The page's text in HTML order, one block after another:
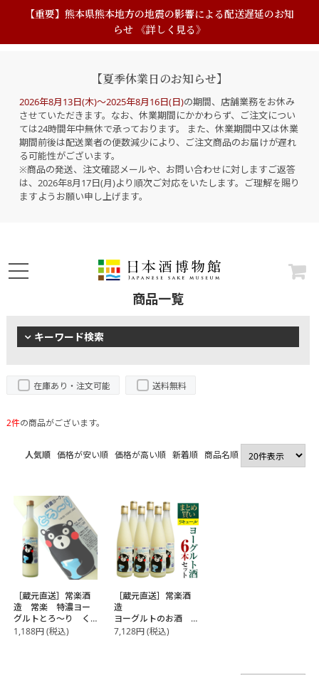
【重要】熊本県熊本地方の地震の影響による配送遅延のお知
らせ 《詳しく見る》
【夏季休業日のお知らせ】
2026年8月13日(木)～2025年8月16日(日)の期間、店舗業務をお休み
させていただきます。なお、休業期間にかかわらず、ご注文につい
ては24時間年中無休で承っております。 また、休業期間中又は休業
期間前後は配送業者の便数減少により、ご注文商品のお届けが遅れ
る可能性がございます。
※商品の発送、注文確認メールや、お問い合わせに対しますご返答
は、2026年8月17日(月)より順次ご対応をいたします。ご理解を賜り
ますようお願い申し上げます。
商品一覧
キーワード検索
在庫あり・注文可能 送料無料
2件の商品がございます。
人気順 価格が安い順 価格が高い順 新着順 商品名順
［蔵元直送］常楽酒
造 常楽 特濃ヨー
グルトとろ～り く
まモンデザイン
1,188円(税込)
［蔵元直送］常楽酒
造
ヨーグルトのお酒
まとめ買い 6本セッ
7,128円(税込)